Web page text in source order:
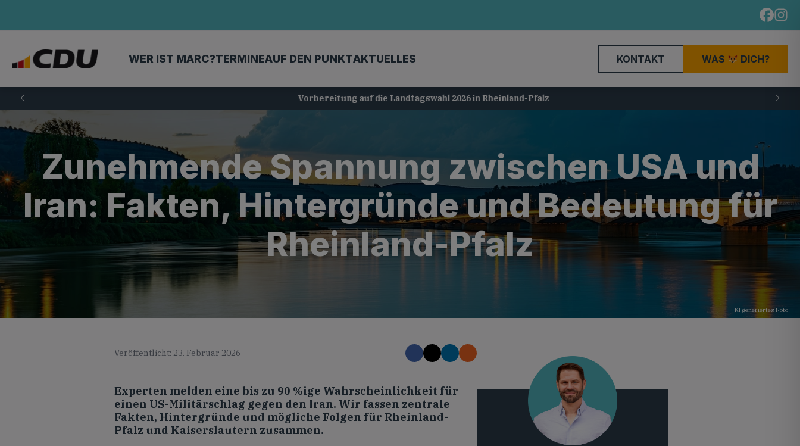
WER IST MARC?TERMINEAUF DEN PUNKTAKTUELLES KONTAKT WAS DICH?
Vorbereitung auf die Landtagswahl 2026 in Rheinland-Pfalz
Zunehmende Spannung zwischen USA und
Iran: Fakten, Hintergründe und Bedeutung für
Rheinland-Pfalz
KI generiertes Foto
Veröffentlicht: 23. Februar 2026
Experten melden eine bis zu 90 %ige Wahrscheinlichkeit für
einen US-Militärschlag gegen den Iran. Wir fassen zentrale
Fakten, Hintergründe und mögliche Folgen für Rheinland-
Pfalz und Kaiserslautern zusammen.